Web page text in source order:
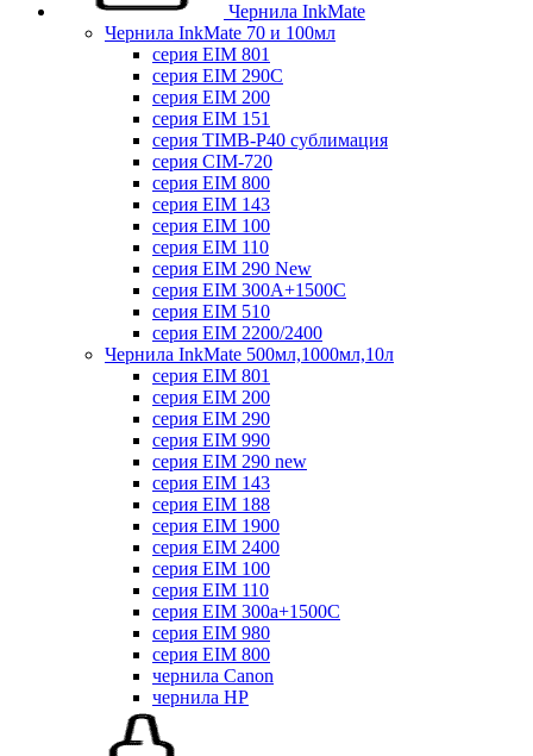
Чернила InkMate
Чернила InkMate 70 и 100мл
серия EIM 801
серия EIM 290C
серия EIM 200
серия EIM 151
серия TIMB-P40 сублимация
серия CIM-720
серия EIM 800
серия EIM 143
серия EIM 100
серия EIM 110
серия EIM 290 New
серия EIM 300А+1500С
серия EIM 510
серия EIM 2200/2400
Чернила InkMate 500мл,1000мл,10л
серия EIM 801
серия EIM 200
серия EIM 290
серия EIM 990
серия EIM 290 new
серия EIM 143
серия EIM 188
серия EIM 1900
серия EIM 2400
серия EIM 100
серия EIM 110
серия EIM 300a+1500C
серия EIM 980
серия EIM 800
чернила Canon
чернила HP